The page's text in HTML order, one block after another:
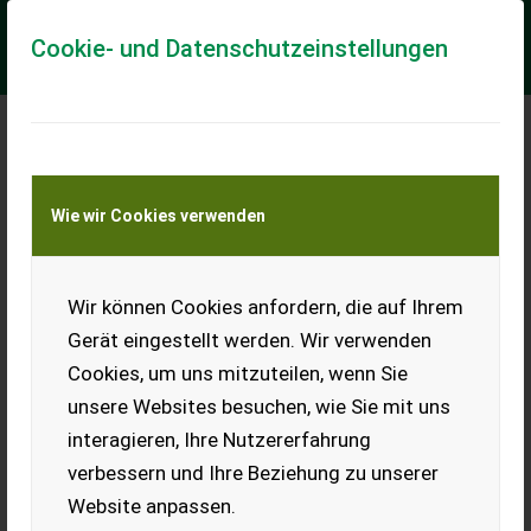
Cookie- und Datenschutzeinstellungen
Wie wir Cookies verwenden
Wir können Cookies anfordern, die auf Ihrem
Gerät eingestellt werden. Wir verwenden
Cookies, um uns mitzuteilen, wenn Sie
unsere Websites besuchen, wie Sie mit uns
interagieren, Ihre Nutzererfahrung
verbessern und Ihre Beziehung zu unserer
Website anpassen.
Meine Transportkostenanfrage
Transport von Land- und Baumaschinen –
KEINE Tiertransporte
Pongratz PHL 2760/15 G-AL
Neumaschine 2025 - prompt Verfügbar
mit Einzelachse auflaufgebremst - mit Bordwände:
Aluminium Hohlkammerprofil 300mm - m...
EUR 3.072 inkl. 20 % MwSt.